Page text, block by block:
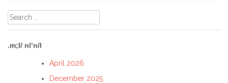
Search
for:
.m;l/ nl’n/l
April 2026
December 2025